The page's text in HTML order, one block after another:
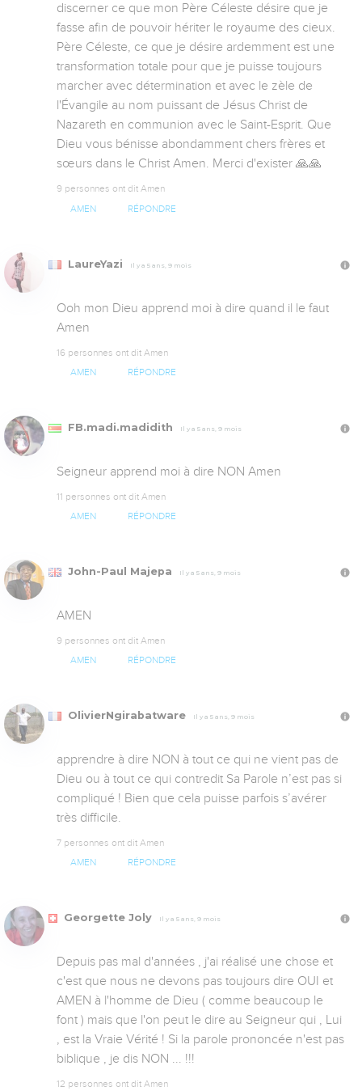
discerner ce que mon Père Céleste désire que je
fasse afin de pouvoir hériter le royaume des cieux.
Père Céleste, ce que je désire ardemment est une
transformation totale pour que je puisse toujours
marcher avec détermination et avec le zèle de
l'Évangile au nom puissant de Jésus Christ de
Nazareth en communion avec le Saint-Esprit. Que
Dieu vous bénisse abondamment chers frères et
sœurs dans le Christ Amen. Merci d'exister 🙏🙏
9 personnes ont dit Amen
AMEN RÉPONDRE
LaureYazi Il y a 5 ans, 9 mois
Ooh mon Dieu apprend moi à dire quand il le faut
Amen
16 personnes ont dit Amen
AMEN RÉPONDRE
FB.madi.madidith Il y a 5 ans, 9 mois
Seigneur apprend moi à dire NON Amen
11 personnes ont dit Amen
AMEN RÉPONDRE
John-Paul Majepa Il y a 5 ans, 9 mois
AMEN
9 personnes ont dit Amen
AMEN RÉPONDRE
OlivierNgirabatware Il y a 5 ans, 9 mois
apprendre à dire NON à tout ce qui ne vient pas de
Dieu ou à tout ce qui contredit Sa Parole n’est pas si
compliqué ! Bien que cela puisse parfois s’avérer
très difficile.
7 personnes ont dit Amen
AMEN RÉPONDRE
Georgette Joly Il y a 5 ans, 9 mois
Depuis pas mal d'années , j'ai réalisé une chose et
c'est que nous ne devons pas toujours dire OUI et
AMEN à l'homme de Dieu ( comme beaucoup le
font ) mais que l'on peut le dire au Seigneur qui , Lui
, est la Vraie Vérité ! Si la parole prononcée n'est pas
biblique , je dis NON ... !!!
12 personnes ont dit Amen